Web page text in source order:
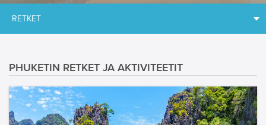
RETKET
PHUKETIN RETKET JA AKTIVITEETIT